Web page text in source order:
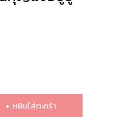
หยิบใส่ตะกร้า